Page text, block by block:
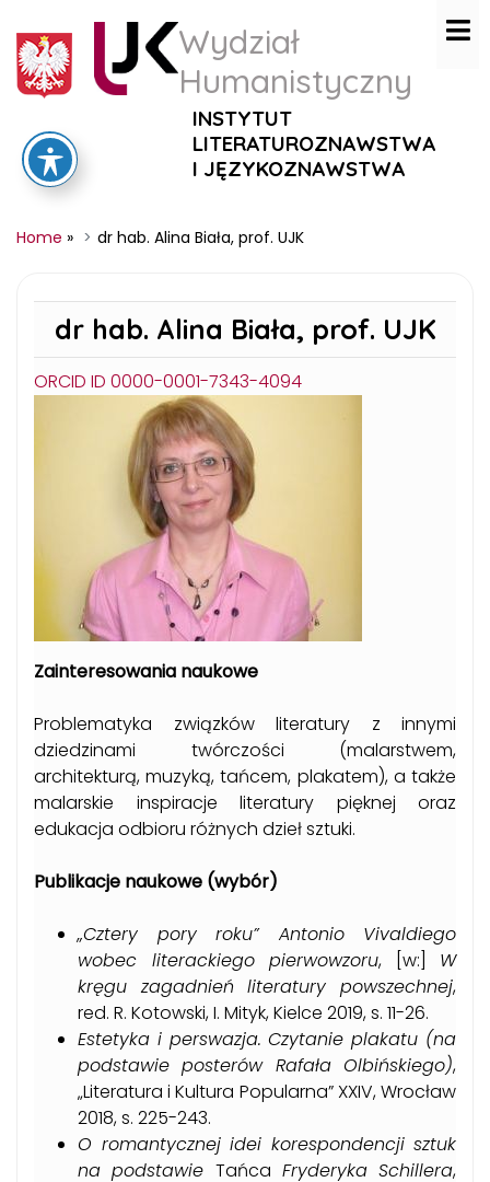
Wydział
Humanistyczny
INSTYTUT
LITERATUROZNAWSTWA
I JĘZYKOZNAWSTWA
Home » dr hab. Alina Biała, prof. UJK
dr hab. Alina Biała, prof. UJK
ORCID ID 0000-0001-7343-4094
Zainteresowania naukowe
Problematyka związków literatury z innymi
dziedzinami twórczości (malarstwem,
architekturą, muzyką, tańcem, plakatem), a także
malarskie inspiracje literatury pięknej oraz
edukacja odbioru różnych dzieł sztuki.
Publikacje naukowe (wybór)
„Cztery pory roku” Antonio Vivaldiego
wobec literackiego pierwowzoru, [w:] W
kręgu zagadnień literatury powszechnej,
red. R. Kotowski, I. Mityk, Kielce 2019, s. 11-26.
Estetyka i perswazja. Czytanie plakatu (na
podstawie posterów Rafała Olbińskiego),
„Literatura i Kultura Popularna” XXIV, Wrocław
2018, s. 225-243.
O romantycznej idei korespondencji sztuk
na podstawie Tańca Fryderyka Schillera,